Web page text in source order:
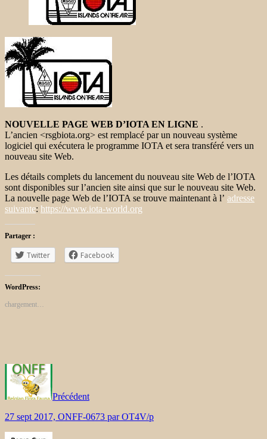
NOUVELLE PAGE WEB D’IOTA EN LIGNE .
L’ancien <rsgbiota.org> est remplacé par un nouveau système
logiciel qui exécutera le programme IOTA et sera transféré vers un
nouveau site Web.
Les détails complets du lancement du nouveau site Web de l’IOTA
sont disponibles sur l’ancien site ainsi que sur le nouveau site Web.
La nouvelle page Web de l’IOTA se trouve maintenant à l’ adresse
suivante: https://www.iota-world.org
Partager :
Twitter Facebook
WordPress:
chargement…
Précédent
27 sept 2017, ONFF-0673 par OT4V/p